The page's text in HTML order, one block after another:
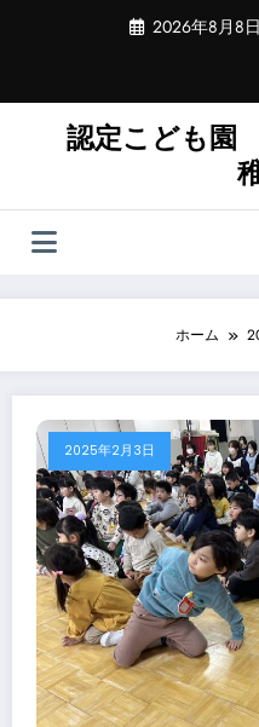
ツ
プ
2026年8月8日
認定こども園
ホーム
2025年2月3日